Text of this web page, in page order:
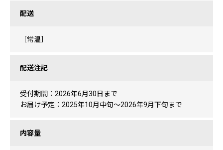
配送
［常温］
配送注記
受付期間：2026年6月30日まで
お届け予定：2025年10月中旬～2026年9月下旬まで
内容量